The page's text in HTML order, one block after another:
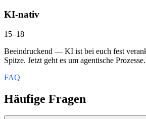
KI-nativ
15–18
Beeindruckend — KI ist bei euch fest
Spitze. Jetzt geht es um agentische Prozesse.
FAQ
Häufige Fragen